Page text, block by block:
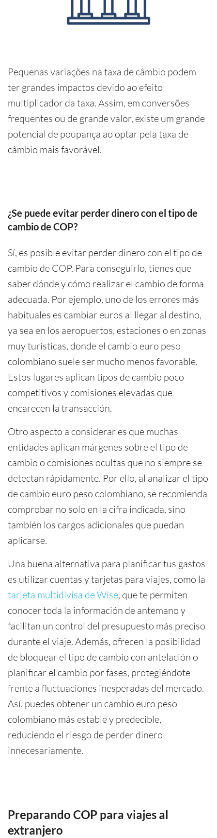
Pequenas variações na taxa de câmbio podem
ter grandes impactos devido ao efeito
multiplicador da taxa. Assim, em conversões
frequentes ou de grande valor, existe um grande
potencial de poupança ao optar pela taxa de
câmbio mais favorável.
¿Se puede evitar perder dinero con el tipo de
cambio de COP?
Sí, es posible evitar perder dinero con el tipo de
cambio de COP. Para conseguirlo, tienes que
saber dónde y cómo realizar el cambio de forma
adecuada. Por ejemplo, uno de los errores más
habituales es cambiar euros al llegar al destino,
ya sea en los aeropuertos, estaciones o en zonas
muy turísticas, donde el cambio euro peso
colombiano suele ser mucho menos favorable.
Estos lugares aplican tipos de cambio poco
competitivos y comisiones elevadas que
encarecen la transacción.
Otro aspecto a considerar es que muchas
entidades aplican márgenes sobre el tipo de
cambio o comisiones ocultas que no siempre se
detectan rápidamente. Por ello, al analizar el tipo
de cambio euro peso colombiano, se recomienda
comprobar no solo en la cifra indicada, sino
también los cargos adicionales que puedan
aplicarse.
Una buena alternativa para planificar tus gastos
es utilizar cuentas y tarjetas para viajes, como la
tarjeta multidivisa de Wise, que te permiten
conocer toda la información de antemano y
facilitan un control del presupuesto más preciso
durante el viaje. Además, ofrecen la posibilidad
de bloquear el tipo de cambio con antelación o
planificar el cambio por fases, protegiéndote
frente a fluctuaciones inesperadas del mercado.
Así, puedes obtener un cambio euro peso
colombiano más estable y predecible,
reduciendo el riesgo de perder dinero
innecesariamente.
Preparando COP para viajes al
extranjero